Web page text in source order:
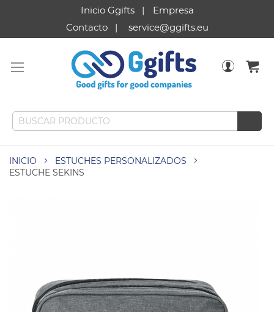
Inicio Ggifts
Empresa
Contacto
service@ggifts.eu
INICIO
ESTUCHES PERSONALIZADOS
ESTUCHE SEKINS